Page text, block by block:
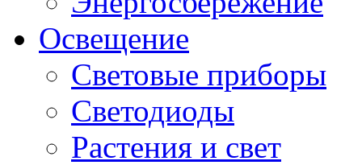
Освещение
Световые приборы
Светодиоды
Растения и свет